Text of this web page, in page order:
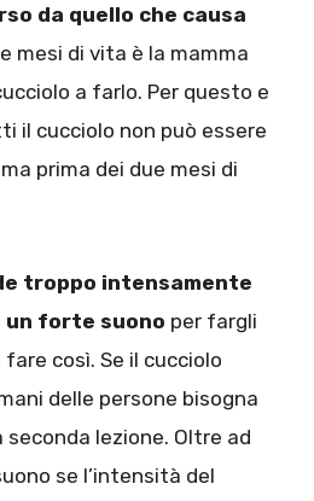
da quello che causa
mesi di vita è la mamma
a farlo. Per questo e
il cucciolo non può essere
prima dei due mesi di
troppo intensamente
forte suono per fargli
così. Se il cucciolo
delle persone bisogna
lezione. Oltre ad
se l’intensità del